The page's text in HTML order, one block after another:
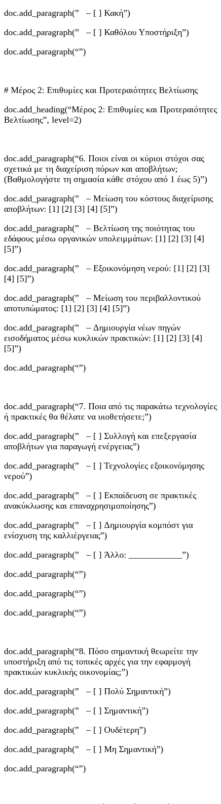
doc.add_paragraph(” – [ ] Κακή”)
doc.add_paragraph(” – [ ] Καθόλου Υποστήριξη”)
doc.add_paragraph(“”)
# Μέρος 2: Επιθυμίες και Προτεραιότητες Βελτίωσης
doc.add_heading(“Μέρος 2: Επιθυμίες και Προτεραιότητες
Βελτίωσης”, level=2)
doc.add_paragraph(“6. Ποιοι είναι οι κύριοι στόχοι σας
σχετικά με τη διαχείριση πόρων και αποβλήτων;
(Βαθμολογήστε τη σημασία κάθε στόχου από 1 έως 5)”)
doc.add_paragraph(” – Μείωση του κόστους διαχείρισης
αποβλήτων: [1] [2] [3] [4] [5]”)
doc.add_paragraph(” – Βελτίωση της ποιότητας του
εδάφους μέσω οργανικών υπολειμμάτων: [1] [2] [3] [4]
[5]”)
doc.add_paragraph(” – Εξοικονόμηση νερού: [1] [2] [3]
[4] [5]”)
doc.add_paragraph(” – Μείωση του περιβαλλοντικού
αποτυπώματος: [1] [2] [3] [4] [5]”)
doc.add_paragraph(” – Δημιουργία νέων πηγών
εισοδήματος μέσω κυκλικών πρακτικών: [1] [2] [3] [4]
[5]”)
doc.add_paragraph(“”)
doc.add_paragraph(“7. Ποια από τις παρακάτω τεχνολογίες
ή πρακτικές θα θέλατε να υιοθετήσετε;”)
doc.add_paragraph(” – [ ] Συλλογή και επεξεργασία
αποβλήτων για παραγωγή ενέργειας”)
doc.add_paragraph(” – [ ] Τεχνολογίες εξοικονόμησης
νερού”)
doc.add_paragraph(” – [ ] Εκπαίδευση σε πρακτικές
ανακύκλωσης και επαναχρησιμοποίησης”)
doc.add_paragraph(” – [ ] Δημιουργία κομπόστ για
ενίσχυση της καλλιέργειας”)
doc.add_paragraph(” – [ ] Άλλο: ____________”)
doc.add_paragraph(“”)
doc.add_paragraph(“”)
doc.add_paragraph(“”)
doc.add_paragraph(“8. Πόσο σημαντική θεωρείτε την
υποστήριξη από τις τοπικές αρχές για την εφαρμογή
πρακτικών κυκλικής οικονομίας;”)
doc.add_paragraph(” – [ ] Πολύ Σημαντική”)
doc.add_paragraph(” – [ ] Σημαντική”)
doc.add_paragraph(” – [ ] Ουδέτερη”)
doc.add_paragraph(” – [ ] Μη Σημαντική”)
doc.add_paragraph(“”)